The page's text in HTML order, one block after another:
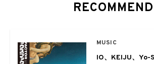
RECOMMEND
MUSIC
IO、KEIJU、Yo-